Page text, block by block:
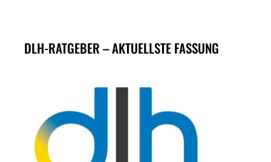
DLH-RATGEBER – AKTUELLSTE FASSUNG